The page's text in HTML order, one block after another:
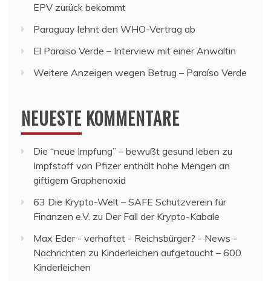
EPV zurück bekommt
Paraguay lehnt den WHO-Vertrag ab
El Paraiso Verde – Interview mit einer Anwältin
Weitere Anzeigen wegen Betrug – Paraíso Verde
NEUESTE KOMMENTARE
Die “neue Impfung” – bewußt gesund leben zu
Impfstoff von Pfizer enthält hohe Mengen an
giftigem Graphenoxid
63 Die Krypto-Welt – SAFE Schutzverein für
Finanzen e.V. zu Der Fall der Krypto-Kabale
Max Eder - verhaftet - Reichsbürger? - News -
Nachrichten zu Kinderleichen aufgetaucht – 600
Kinderleichen